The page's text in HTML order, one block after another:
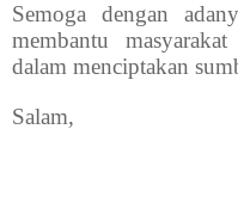
Semoga dengan
membantu
dalam menciptakan
Salam,